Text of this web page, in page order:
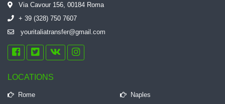
Via Cavour 156, 00184 Roma
+ 39 (328) 750 7607
youritaliatransfer@gmail.com
LOCATIONS
Rome Naples